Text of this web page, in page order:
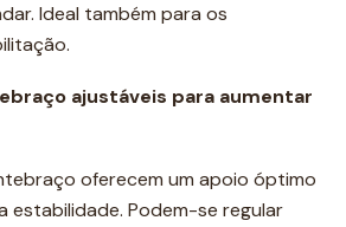
Ideal também para os
ajustáveis para aumentar
oferecem um apoio óptimo
estabilidade. Podem-se regular